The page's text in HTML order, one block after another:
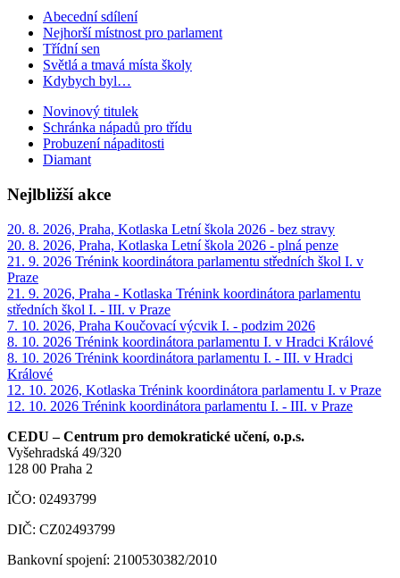
Abecední sdílení
Nejhorší místnost pro parlament
Třídní sen
Světlá a tmavá místa školy
Kdybych byl…
Novinový titulek
Schránka nápadů pro třídu
Probuzení nápaditosti
Diamant
Nejlbližší akce
20. 8. 2026, Praha, Kotlaska Letní škola 2026 - bez stravy
20. 8. 2026, Praha, Kotlaska Letní škola 2026 - plná penze
21. 9. 2026 Trénink koordinátora parlamentu středních škol I. v
Praze
21. 9. 2026, Praha - Kotlaska Trénink koordinátora parlamentu
středních škol I. - III. v Praze
7. 10. 2026, Praha Koučovací výcvik I. - podzim 2026
8. 10. 2026 Trénink koordinátora parlamentu I. v Hradci Králové
8. 10. 2026 Trénink koordinátora parlamentu I. - III. v Hradci
Králové
12. 10. 2026, Kotlaska Trénink koordinátora parlamentu I. v Praze
12. 10. 2026 Trénink koordinátora parlamentu I. - III. v Praze
CEDU – Centrum pro demokratické učení, o.p.s.
Vyšehradská 49/320
128 00 Praha 2
IČO: 02493799
DIČ: CZ02493799
Bankovní spojení: 2100530382/2010